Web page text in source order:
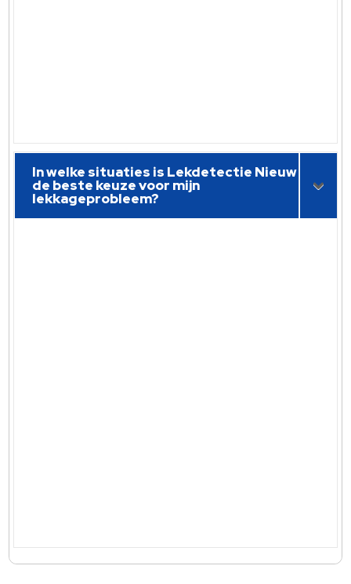
In welke situaties is Lekdetectie Nieuw
de beste keuze voor mijn
lekkageprobleem?